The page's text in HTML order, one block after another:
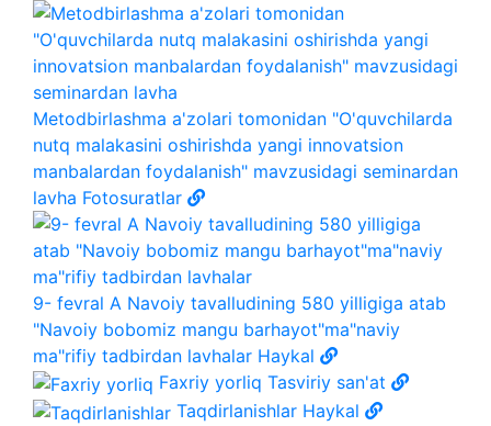
Metodbirlashma a'zolari tomonidan "O'quvchilarda
nutq malakasini oshirishda yangi innovatsion
manbalardan foydalanish" mavzusidagi seminardan
lavha Fotosuratlar
9- fevral A Navoiy tavalludining 580 yilligiga atab
"Navoiy bobomiz mangu barhayot"ma"naviy
ma"rifiy tadbirdan lavhalar Haykal
Faxriy yorliq Tasviriy san'at
Taqdirlanishlar Haykal